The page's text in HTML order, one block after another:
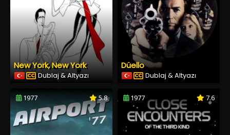
New York, New York
Dublaj & Altyazı
Düello
Dublaj & Altyazı
1977 5.8 1977 7.6